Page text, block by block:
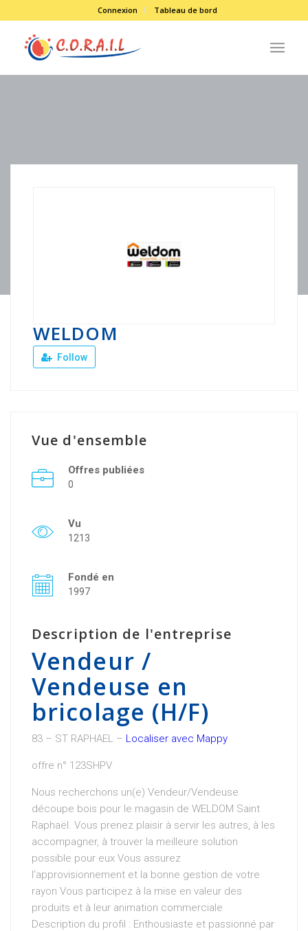
Connexion Tableau de bord
WELDOM
Follow
Vue d'ensemble
Offres publiées
0
Vu
1213
Fondé en
1997
Description de l'entreprise
Vendeur /
Vendeuse en
bricolage (H/F)
83 – ST RAPHAEL – Localiser avec Mappy
offre n° 123SHPV
Nous recherchons un(e) Vendeur/Vendeuse
découpe bois pour le magasin de WELDOM Saint
Raphaël. Vous prenez plaisir à servir les autres, à les
accompagner, à trouver la meilleure solution
possible pour eux Vous assurez
l’approvisionnement et la bonne gestion de votre
rayon Vous participez à la mise en valeur des
produits et à leur animation commerciale
Description du profil : Enthousiaste et passionné par